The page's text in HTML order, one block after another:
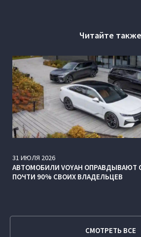
Читайте также
31 ИЮЛЯ 2026
АВТОМОБИЛИ VOYAH
ПОЧТИ 90% СВОИХ ВЛАДЕЛЬЦЕВ
СМОТРЕТЬ ВСЕ